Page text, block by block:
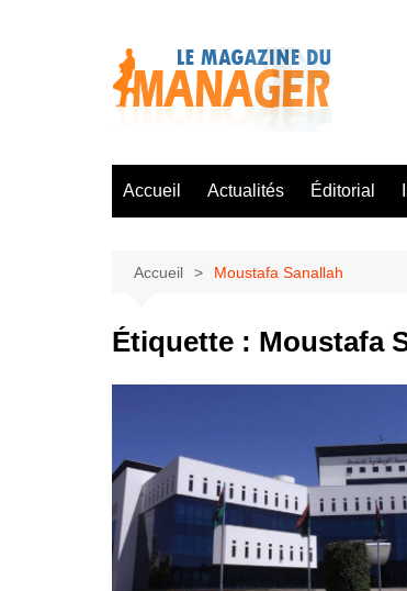
Accueil Actualités Éditorial
Accueil Moustafa Sanallah
Étiquette : Moustafa